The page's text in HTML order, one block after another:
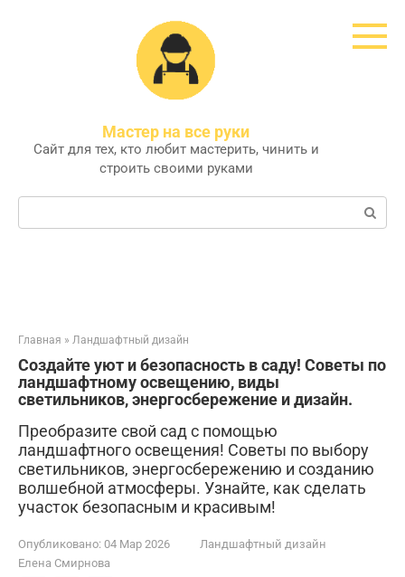
Мастер на все руки
Сайт для тех, кто любит мастерить, чинить и
строить своими руками
Поиск:
Главная » Ландшафтный дизайн
Создайте уют и безопасность в саду! Советы по
ландшафтному освещению, виды
светильников, энергосбережение и дизайн.
Преобразите свой сад с помощью
ландшафтного освещения! Советы по выбору
светильников, энергосбережению и созданию
волшебной атмосферы. Узнайте, как сделать
участок безопасным и красивым!
Опубликовано: 04 Мар 2026
Ландшафтный дизайн
Елена Смирнова